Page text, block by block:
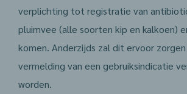
verplichting tot registratie van
pluimvee (alle soorten kip en kalkoen)
komen. Anderzijds zal dit ervoor
vermelding van een gebruiksindicatie
worden.